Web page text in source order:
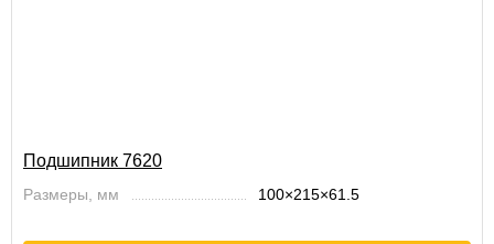
Подшипник 7620
Размеры, мм 100×215×61.5